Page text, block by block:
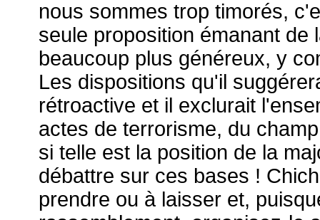
nous sommes trop timorés,
seule proposition émanant de
beaucoup plus généreux, y
Les dispositions qu'il
rétroactive et il exclurait
actes de terrorisme, du
si telle est la position de la
débattre sur ces bases !
prendre ou à laisser et,